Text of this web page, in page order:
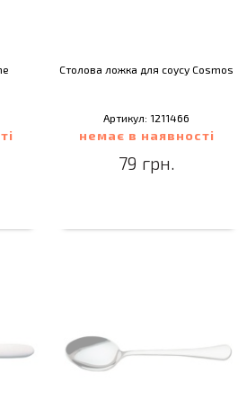
Столова ложка для соусу Cosmos
Артикул: 1211466
немає в наявності
79 грн.